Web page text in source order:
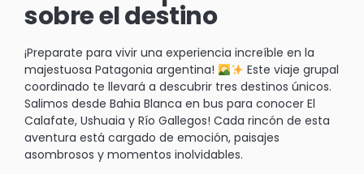
sobre el destino
¡Preparate para vivir una experiencia increíble en la
majestuosa Patagonia argentina!
Este viaje grupal
coordinado te llevará a descubrir tres destinos únicos.
Salimos desde Bahia Blanca en bus para conocer El
Calafate, Ushuaia y Río Gallegos! Cada rincón de esta
aventura está cargado de emoción, paisajes
asombrosos y momentos inolvidables.